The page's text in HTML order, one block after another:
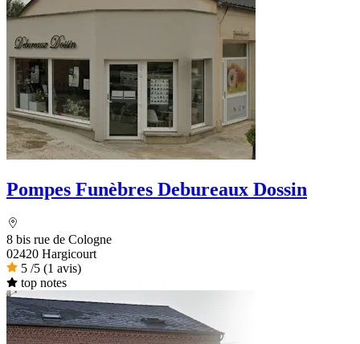
Pompes Funèbres Debureaux Dossin
8 bis rue de Cologne
02420 Hargicourt
5 /5 (1 avis)
top notes